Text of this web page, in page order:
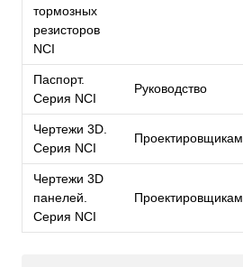
тормозных
резисторов
NCI
Паспорт.
Серия NCI
Руководство
Чертежи 3D.
Серия NCI
Проектировщикам
Чертежи 3D
панелей.
Серия NCI
Проектировщикам